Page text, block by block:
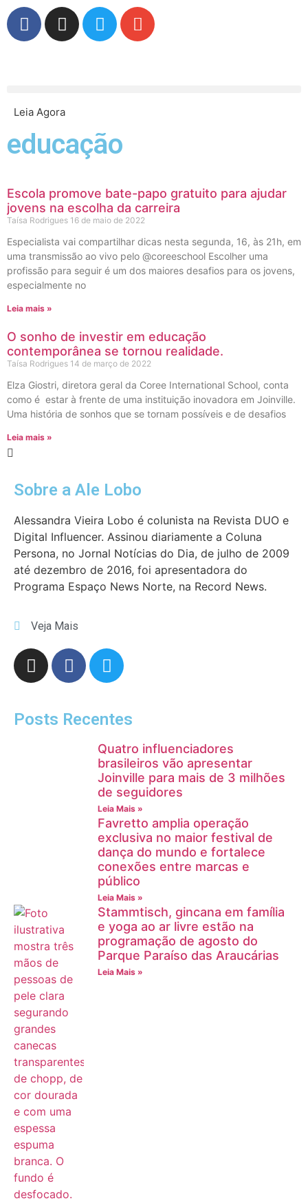
Leia Agora
educação
Escola promove bate-papo gratuito para ajudar
jovens na escolha da carreira
Taísa Rodrigues 16 de maio de 2022
Especialista vai compartilhar dicas nesta segunda, 16, às 21h, em
uma transmissão ao vivo pelo @coreeschool Escolher uma
profissão para seguir é um dos maiores desafios para os jovens,
especialmente no
Leia mais »
O sonho de investir em educação
contemporânea se tornou realidade.
Taísa Rodrigues 14 de março de 2022
Elza Giostri, diretora geral da Coree International School, conta
como é estar à frente de uma instituição inovadora em Joinville.
Uma história de sonhos que se tornam possíveis e de desafios
Leia mais »
Sobre a Ale Lobo
Alessandra Vieira Lobo é colunista na Revista DUO e
Digital Influencer. Assinou diariamente a Coluna
Persona, no Jornal Notícias do Dia, de julho de 2009
até dezembro de 2016, foi apresentadora do
Programa Espaço News Norte, na Record News.
Veja Mais
Posts Recentes
Quatro influenciadores
brasileiros vão apresentar
Joinville para mais de 3 milhões
de seguidores
Leia Mais »
Favretto amplia operação
exclusiva no maior festival de
dança do mundo e fortalece
conexões entre marcas e
público
Leia Mais »
Stammtisch, gincana em família
e yoga ao ar livre estão na
programação de agosto do
Parque Paraíso das Araucárias
Leia Mais »